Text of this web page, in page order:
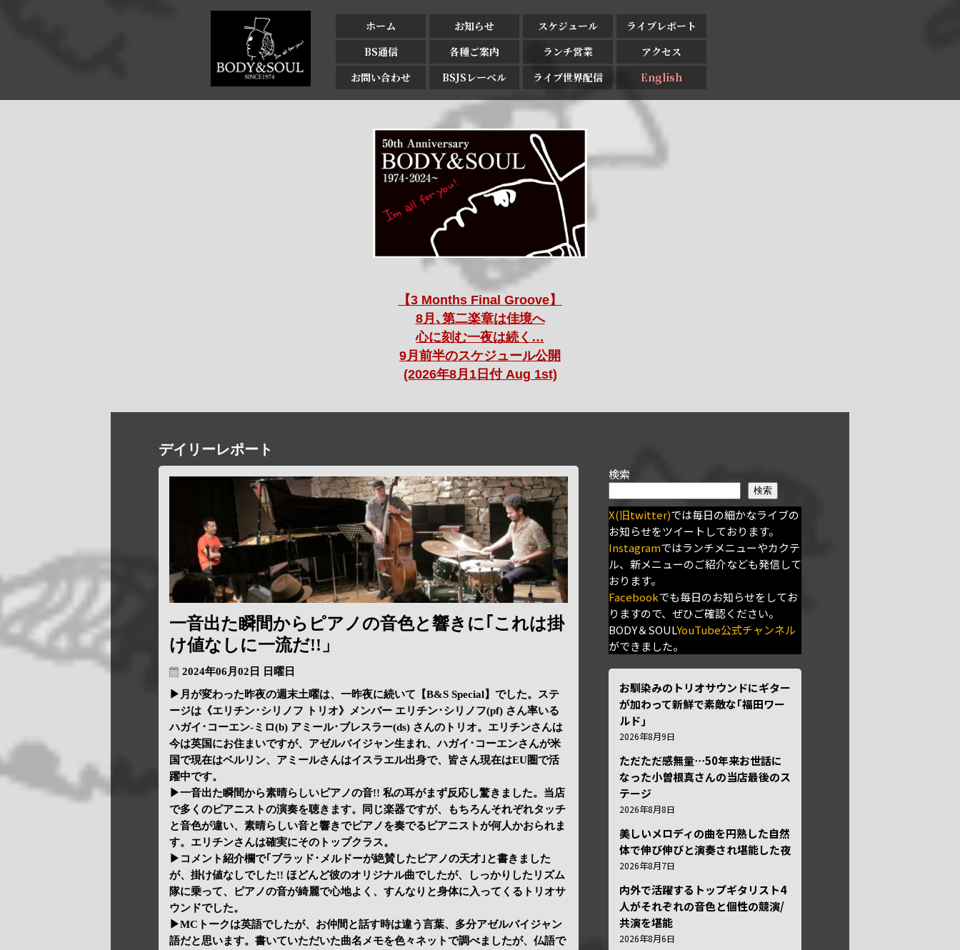
ホーム お知らせ スケジュール
ライブレポート
BS通信
各種ご案内 ランチ営業
アクセス
お問い合わせ
BSJSレーベル ライブ世界配信 English
【3 Months Final Groove】
8月､第二楽章は佳境へ
心に刻む一夜は続く…
9月前半のスケジュール公開
(2026年8月1日付 Aug 1st)
デイリーレポート
一音出た瞬間からピアノの音色と響きに｢これは掛
け値なしに一流だ!!」
2024年06月02日 日曜日
▶月が変わった昨夜の週末土曜は、一昨夜に続いて【B&S Special】でした。ステ
ージは《エリチン･シリノフ トリオ》メンバー エリチン･シリノフ(pf) さん率いる
ハガイ･コーエン-ミロ(b) アミール･ブレスラー(ds) さんのトリオ。エリチンさんは
今は英国にお住まいですが、アゼルバイジャン生まれ、ハガイ･コーエンさんが米
国で現在はベルリン、アミールさんはイスラエル出身で、皆さん現在はEU圏で活
躍中です。
▶一音出た瞬間から素晴らしいピアノの音!! 私の耳がまず反応し驚きました。当店
で多くのピアニストの演奏を聴きます。同じ楽器ですが、もちろんそれぞれタッチ
と音色が違い、素晴らしい音と響きでピアノを奏でるピアニストが何人かおられま
す。エリチンさんは確実にそのトップクラス。
▶コメント紹介欄で｢ブラッド･メルドーが絶賛したピアノの天才｣と書きました
が、掛け値なしでした!! ほどんど彼のオリジナル曲でしたが、しっかりしたリズム
隊に乗って、ピアノの音が綺麗で心地よく、すんなりと身体に入ってくるトリオサ
ウンドでした。
▶MCトークは英語でしたが、お仲間と話す時は違う言葉、多分アゼルバイジャン
語だと思います。書いていただいた曲名メモを色々ネットで調べましたが、仏語で
検索
検索
X(旧twitter)では毎日の細かなライブの
お知らせをツイートしております。
Instagramではランチメニューやカクテ
ル、新メニューのご紹介なども発信して
おります。
Facebookでも毎日のお知らせをしてお
りますので、ぜひご確認ください。
BODY＆SOULYouTube公式チャンネル
ができました。
お馴染みのトリオサウンドにギター
が加わって新鮮で素敵な｢福田ワー
ルド｣
2026年8月9日
ただただ感無量⋯50年来お世話に
なった小曽根真さんの当店最後のス
テージ
2026年8月8日
美しいメロディの曲を円熟した自然
体で伸び伸びと演奏され堪能した夜
2026年8月7日
内外で活躍するトップギタリスト4
人がそれぞれの音色と個性の競演/
共演を堪能
2026年8月6日